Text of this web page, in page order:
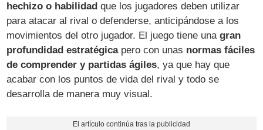
hechizo o habilidad que los jugadores deben utilizar
para atacar al rival o defenderse, anticipándose a los
movimientos del otro jugador. El juego tiene unagran
profundidad estratégicapero con unas normas fáciles
de comprender y partidas ágiles, ya que hay que
acabar con los puntos de vida del rival y todo se
desarrolla de manera muy visual.